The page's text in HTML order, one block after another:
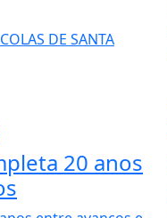
20 anos